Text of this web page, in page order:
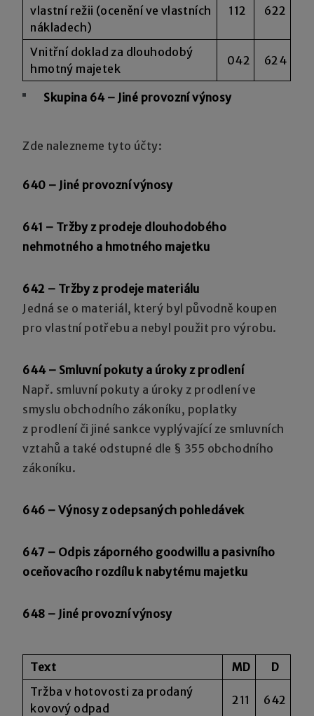
vlastní režii (ocenění ve vlastních
nákladech)
112 622
Vnitřní doklad za dlouhodobý
hmotný majetek
042 624
Skupina 64 – Jiné provozní výnosy
Zde nalezneme tyto účty:
640 – Jiné provozní výnosy
641 – Tržby z prodeje dlouhodobého
nehmotného a hmotného majetku
642 – Tržby z prodeje materiálu
Jedná se o materiál, který byl původně koupen
pro vlastní potřebu a nebyl použit pro výrobu.
644 – Smluvní pokuty a úroky z prodlení
Např. smluvní pokuty a úroky z prodlení ve
smyslu obchodního zákoníku, poplatky
z prodlení či jiné sankce vyplývající ze smluvních
vztahů a také odstupné dle § 355 obchodního
zákoníku.
646 – Výnosy z odepsaných pohledávek
647 – Odpis záporného goodwillu a pasivního
oceňovacího rozdílu k nabytému majetku
648 – Jiné provozní výnosy
Text MD
D
Tržba v hotovosti za prodaný
kovový odpad
211 642